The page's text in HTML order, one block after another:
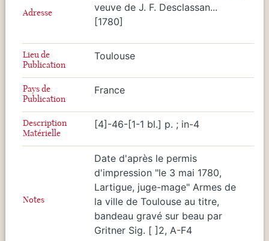
Adresse
veuve de J. F. Desclassan...
[1780]
Lieu de
Publication
Toulouse
Pays de
Publication
France
Description
Matérielle
[4]-46-[1-1 bl.] p. ; in-4
Notes
Date d'après le permis
d'impression "le 3 mai 1780,
Lartigue, juge-mage" Armes de
la ville de Toulouse au titre,
bandeau gravé sur beau par
Gritner Sig. [ ]2, A-F4